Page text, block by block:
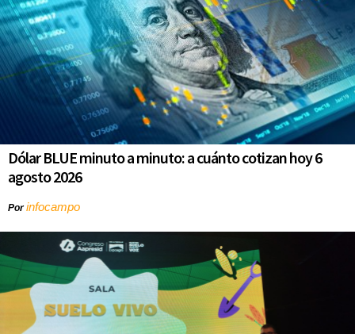
Dólar BLUE minuto a minuto: a cuánto cotizan hoy 6
agosto 2026
Porinfocampo